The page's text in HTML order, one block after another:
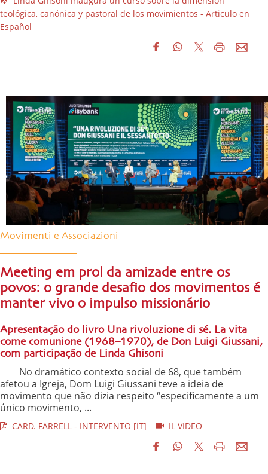
teológica, canónica y pastoral de los movimientos - Articulo en
Español
Movimenti e Associazioni
Meeting em prol da amizade entre os
povos: o grande desafio dos movimentos é
manter vivo o impulso missionário
Apresentação do livro Una rivoluzione di sé. La vita
come comunione (1968–1970), de Don Luigi Giussani,
com participação de Linda Ghisoni
No dramático contexto social de 68, que também
afetou a Igreja, Dom Luigi Giussani teve a ideia de
movimento que não dizia respeito “especificamente a um
único movimento, ...
CARD. FARRELL - INTERVENTO [IT] IL VIDEO